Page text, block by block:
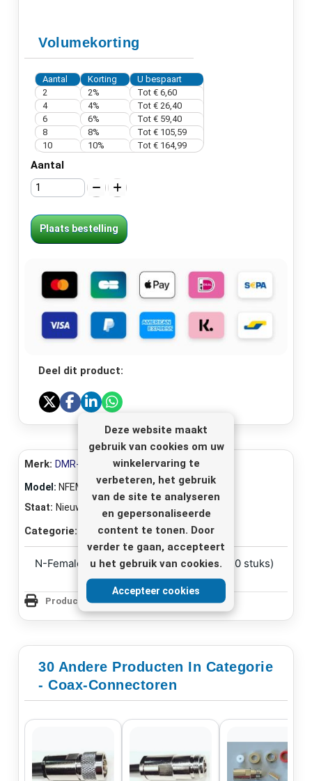
Deze website maakt
gebruik van cookies om uw
winkelervaring te
verbeteren, het gebruik
van de site te analyseren
en gepersonaliseerde
content te tonen. Door
verder te gaan, accepteert
u het gebruik van cookies.
Accepteer cookies
Volumekorting
Aantal Korting
U bespaart
2
2% Tot € 6,60
4
4% Tot € 26,40
6
6% Tot € 59,40
8
8% Tot € 105,59
10
10% Tot € 164,99
Aantal
Plaats bestelling
Deel dit product:
Merk: DMR-Electronics
Model: NFEM-AIR-ECO
Staat: Nieuw
Categorie: Coax-connectoren
N-Female conn voor AIRCOM (Prijs per 10 stuks)
Productpagina Afdrukken
30 Andere Producten In Categorie
- Coax-Connectoren